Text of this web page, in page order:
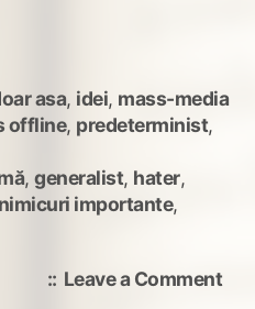
asa, idei, mass-media
offline, predeterminist,
, generalist, hater,
nimicuri importante,
Leave a Commenton